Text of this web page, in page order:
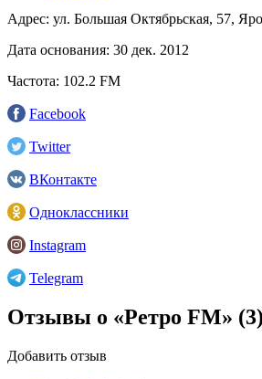
Адрес: ул. Большая Октябрьская, 57,
Дата основания: 30 дек. 2012
Частота: 102.2 FM
Facebook
Twitter
ВКонтакте
Одноклассники
Instagram
Telegram
Отзывы о «Ретро FM» (3)
Добавить отзыв